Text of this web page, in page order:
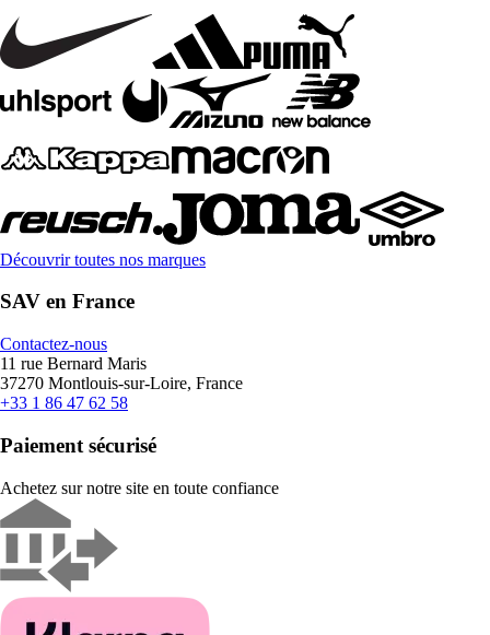
Découvrir toutes nos marques
SAV en France
Contactez-nous
11 rue Bernard Maris
37270 Montlouis-sur-Loire, France
+33 1 86 47 62 58
Paiement sécurisé
Achetez sur notre site en toute confiance